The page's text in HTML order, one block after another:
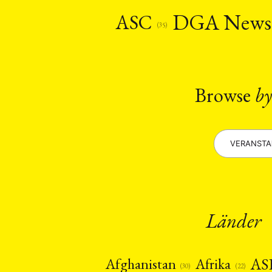
Stipendium (53)
ASC
(35) DGA News
Browse by
Länder
Afghanistan (30) Afrika (22)